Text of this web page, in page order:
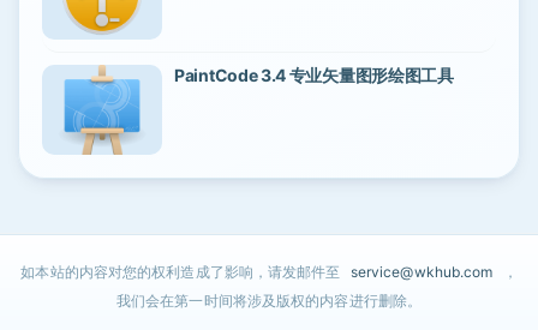
PaintCode 3.4 专业矢量图形绘图工具
如本站的内容对您的权利造成了影响，请发邮件至 service@wkhub.com
，
我们会在第一时间将涉及版权的内容进行删除。